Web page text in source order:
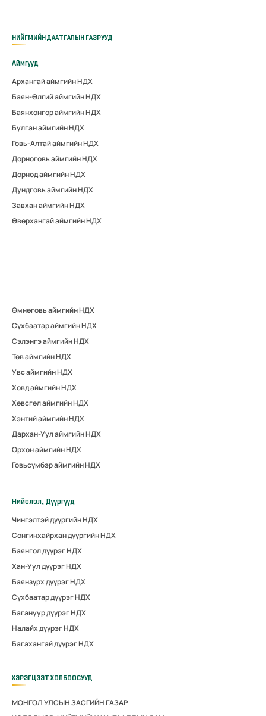
НИЙГМИЙН ДААТГАЛЫН ГАЗРУУД
Аймгууд
Архангай аймгийн НДХ
Баян-Өлгий аймгийн НДХ
Баянхонгор аймгийн НДХ
Булган аймгийн НДХ
Говь-Алтай аймгийн НДХ
Дорноговь аймгийн НДХ
Дорнод аймгийн НДХ
Дундговь аймгийн НДХ
Завхан аймгийн НДХ
Өвөрхангай аймгийн НДХ
Өмнөговь аймгийн НДХ
Сүхбаатар аймгийн НДХ
Сэлэнгэ аймгийн НДХ
Төв аймгийн НДХ
Увс аймгийн НДХ
Ховд аймгийн НДХ
Хөвсгөл аймгийн НДХ
Хэнтий аймгийн НДХ
Дархан-Уул аймгийн НДХ
Орхон аймгийн НДХ
Говьсүмбэр аймгийн НДХ
Нийслэл, Дүүргүүд
Чингэлтэй дүүргийн НДХ
Сонгинхайрхан дүүргийн НДХ
Баянгол дүүрэг НДХ
Хан-Уул дүүрэг НДХ
Баянзүрх дүүрэг НДХ
Сүхбаатар дүүрэг НДХ
Багануур дүүрэг НДХ
Налайх дүүрэг НДХ
Багахангай дүүрэг НДХ
ХЭРЭГЦЭЭТ ХОЛБООСУУД
МОНГОЛ УЛСЫН ЗАСГИЙН ГАЗАР